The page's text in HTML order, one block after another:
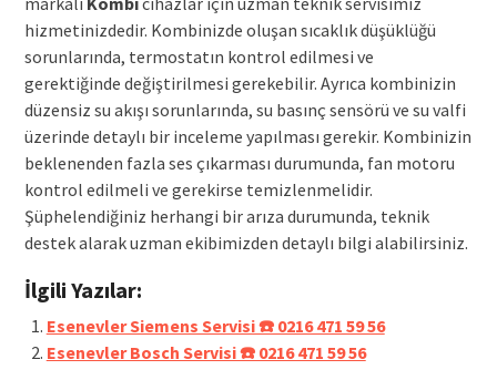
hizmetinizdedir. Kombinizde oluşan sıcaklık düşüklüğü
sorunlarında, termostatın kontrol edilmesi ve
gerektiğinde değiştirilmesi gerekebilir. Ayrıca kombinizin
düzensiz su akışı sorunlarında, su basınç sensörü ve su valfi
üzerinde detaylı bir inceleme yapılması gerekir. Kombinizin
beklenenden fazla ses çıkarması durumunda, fan motoru
kontrol edilmeli ve gerekirse temizlenmelidir.
Şüphelendiğiniz herhangi bir arıza durumunda, teknik
destek alarak uzman ekibimizden detaylı bilgi alabilirsiniz.
İlgili Yazılar:
Esenevler Siemens Servisi ☎️ 0216 471 59 56
Esenevler Bosch Servisi ☎️ 0216 471 59 56